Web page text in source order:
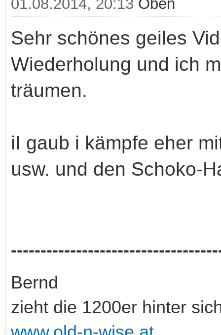
01.08.2014, 20:13 Oben
Sehr schönes geiles
Wiederholung und ich
träumen.
iI gaub i kämpfe eher
usw. und den Schoko-
Bernd
zieht die 1200er hinter